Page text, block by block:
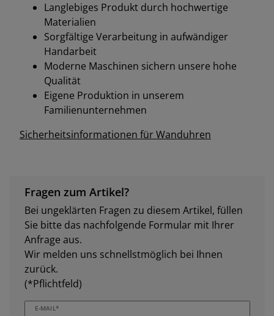
Langlebiges Produkt durch hochwertige
Materialien
Sorgfältige Verarbeitung in aufwändiger
Handarbeit
Moderne Maschinen sichern unsere hohe
Qualität
Eigene Produktion in unserem
Familienunternehmen
Sicherheitsinformationen für Wanduhren
Fragen zum Artikel?
Bei ungeklärten Fragen zu diesem Artikel, füllen
Sie bitte das nachfolgende Formular mit Ihrer
Anfrage aus.
Wir melden uns schnellstmöglich bei Ihnen
zurück.
(*Pflichtfeld)
E-MAIL*